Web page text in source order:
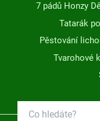
7 pádů Honzy
Tatarák
Pěstování
Tvarohové